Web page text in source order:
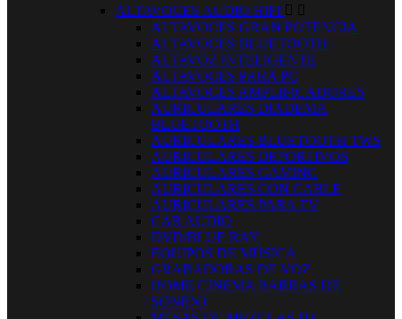
ALTAVOCES AUDIO HIFI  
ALTAVOCES GRAN POTENCIA
ALTAVOCES BLUETOOTH
ALTAVOZ INTELIGENTE
ALTAVOCES PARA PC
ALTAVOCES AMPLIFICADORES
AURICULARES DIADEMA
BLUETOOTH
AURICULARES BLUETOOTH TWS
AURICULARES DEPORTIVOS
AURICULARES GAMING
AURICULARES CON CABLE
AURICULARES PARA TV
CAR AUDIO
DVD/BLUE RAY
EQUIPOS DE MÚSICA
GRABADORAS DE VOZ
HOME CINEMA BARRAS DE
SONIDO